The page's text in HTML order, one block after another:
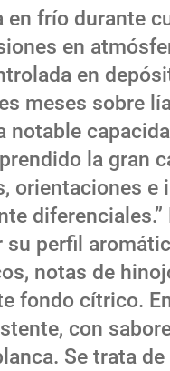
frío durante
en
en
meses sobre
notable
la gran
orientaciones e
su perfil
notas de
fondo cítrico.
con
Se trata